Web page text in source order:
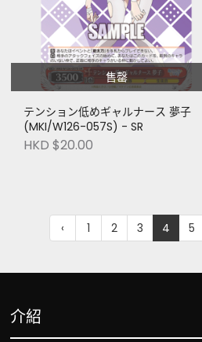
售罄
テンション低めギャルナース 夢子
(MKI/W126-057S) - SR
HKD $20.00
‹ 1 2 3 4 5
介紹